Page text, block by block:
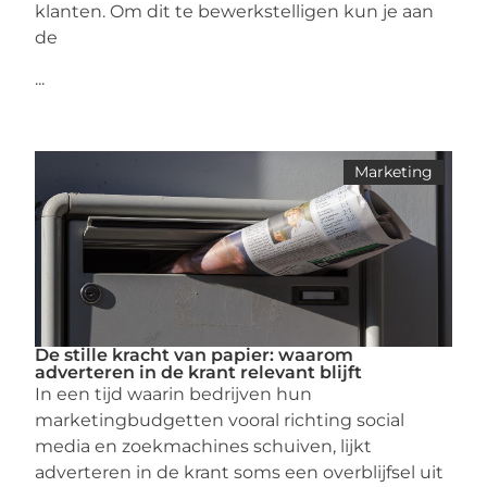
klanten. Om dit te bewerkstelligen kun je aan
de
...
Marketing
De stille kracht van papier: waarom
adverteren in de krant relevant blijft
In een tijd waarin bedrijven hun
marketingbudgetten vooral richting social
media en zoekmachines schuiven, lijkt
adverteren in de krant soms een overblijfsel uit